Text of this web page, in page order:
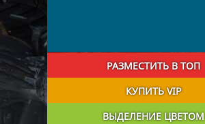
РАЗМЕСТИТЬ В ТОП
КУПИТЬ VIP
ВЫДЕЛЕНИЕ ЦВЕТОМ